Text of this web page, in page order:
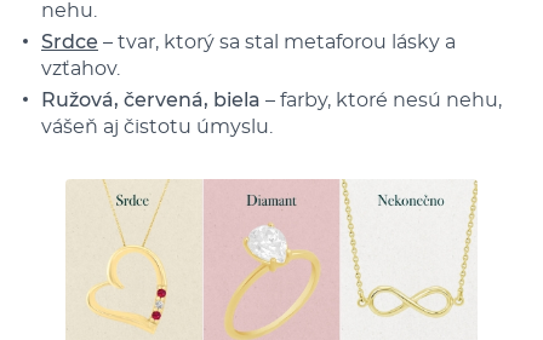
nehu.
Srdce – tvar, ktorý sa stal metaforou lásky a
vzťahov.
Ružová, červená, biela – farby, ktoré nesú nehu,
vášeň aj čistotu úmyslu.